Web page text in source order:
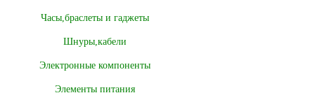
Часы,браслеты и гаджеты
Шнуры,кабели
Электронные компоненты
Элементы питания